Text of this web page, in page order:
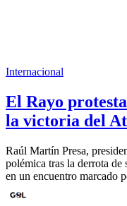
Internacional
El Rayo
la victoria del
Raúl Martín Presa,
polémica tras la derrota
en un encuentro marcado